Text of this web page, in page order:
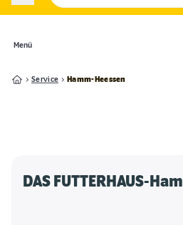
Menü
Service Hamm-Heessen
DAS FUTTERHAUS-